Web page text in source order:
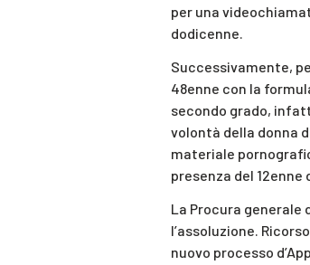
per una
dodicenne.
Successivamente,
48enne con la
secondo grado,
volontà della donna
materiale
presenza del
La Procura generale
l’assoluzione.
nuovo processo